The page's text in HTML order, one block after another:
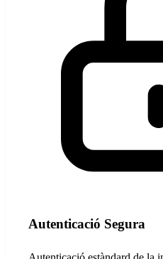
Autenticació Segura